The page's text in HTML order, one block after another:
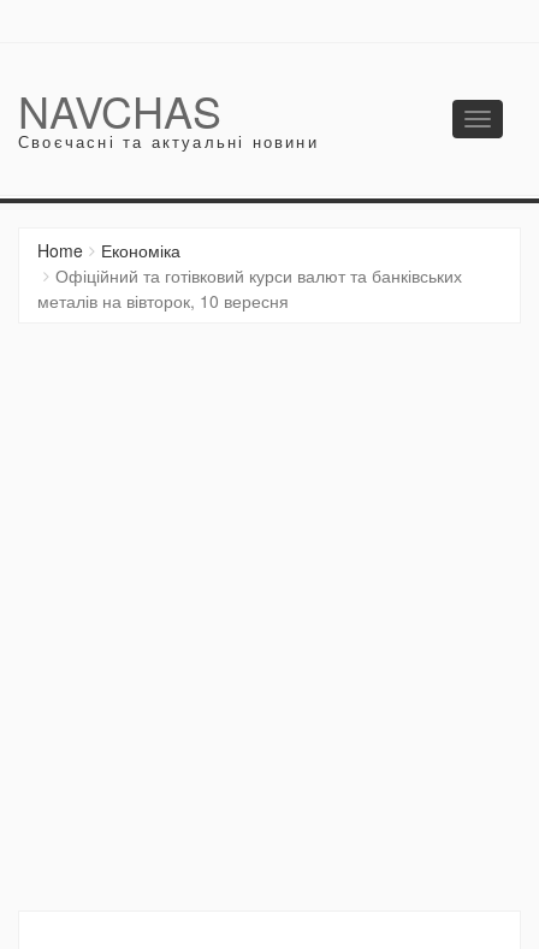
NAVCHAS
Своєчасні та актуальні новини
Toggle
Home
Економіка
Офіційний та готівковий курси валют та банківських
металів на вівторок, 10 вересня